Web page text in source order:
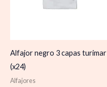
Alfajor negro 3 capas turimar
(x24)
Alfajores